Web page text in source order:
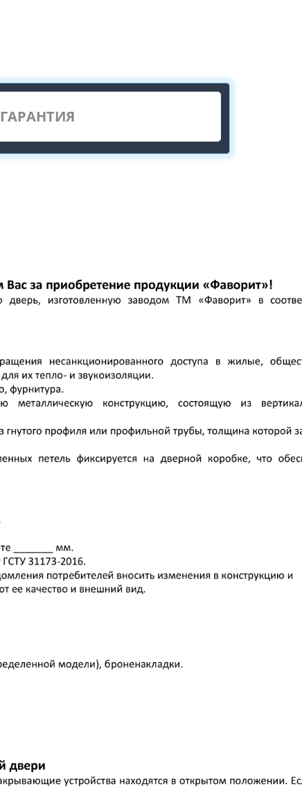
ГАРАНТИЯ